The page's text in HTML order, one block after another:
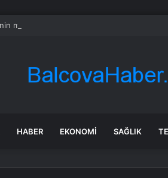
maden suyunu toplatma kararı sonrası
HABER EKONOMI SAĞLIK